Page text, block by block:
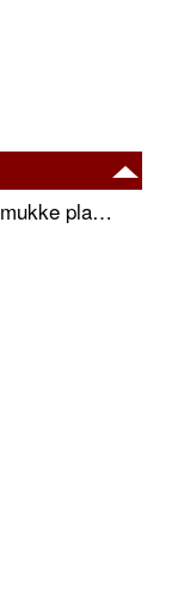
Skab en frodig udendørs oase med smukke plantekrukker og elegante espalier